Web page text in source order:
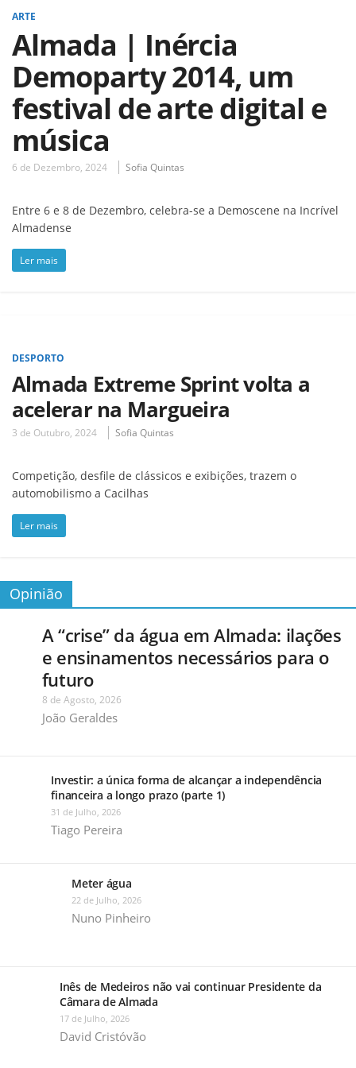
ARTE
Almada | Inércia
Demoparty 2014, um
festival de arte digital e
música
6 de Dezembro, 2024 Sofia Quintas
Entre 6 e 8 de Dezembro, celebra-se a Demoscene na Incrível
Almadense
Ler mais
DESPORTO
Almada Extreme Sprint volta a
acelerar na Margueira
3 de Outubro, 2024 Sofia Quintas
Competição, desfile de clássicos e exibições, trazem o
automobilismo a Cacilhas
Ler mais
Opinião
A “crise” da água em Almada: ilações
e ensinamentos necessários para o
futuro
8 de Agosto, 2026
João Geraldes
Investir: a única forma de alcançar a independência
financeira a longo prazo (parte 1)
31 de Julho, 2026
Tiago Pereira
Meter água
22 de Julho, 2026
Nuno Pinheiro
Inês de Medeiros não vai continuar Presidente da
Câmara de Almada
17 de Julho, 2026
David Cristóvão